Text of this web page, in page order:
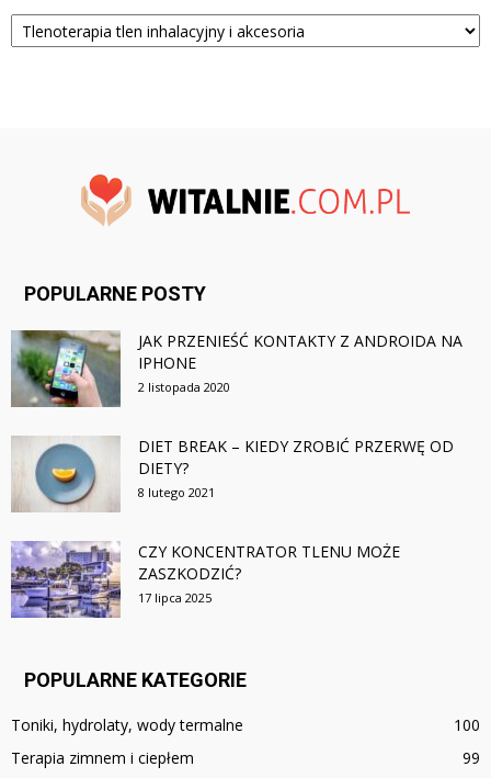
Kategorie
POPULARNE POSTY
JAK PRZENIEŚĆ KONTAKTY Z ANDROIDA NA
IPHONE
2 listopada 2020
DIET BREAK – KIEDY ZROBIĆ PRZERWĘ OD
DIETY?
8 lutego 2021
CZY KONCENTRATOR TLENU MOŻE
ZASZKODZIĆ?
17 lipca 2025
POPULARNE KATEGORIE
Toniki, hydrolaty, wody termalne
100
Terapia zimnem i ciepłem
99